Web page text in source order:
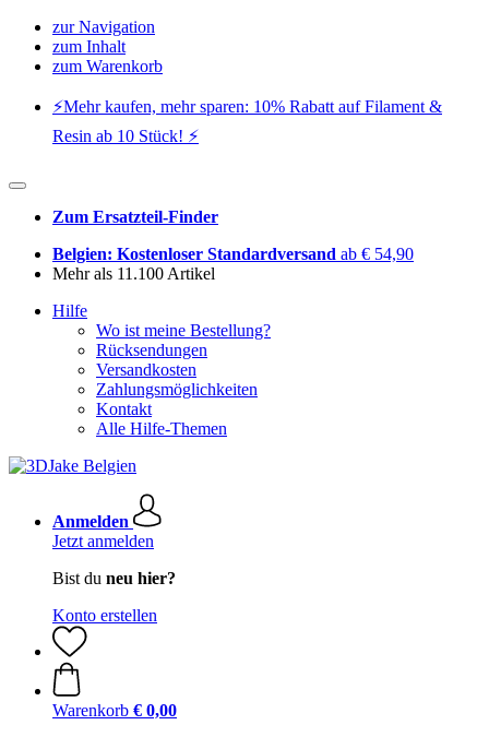
zur Navigation
zum Inhalt
zum Warenkorb
⚡️Mehr kaufen, mehr sparen: 10% Rabatt auf Filament &
Resin ab 10 Stück! ⚡️
Zum Ersatzteil-Finder
Belgien: Kostenloser Standardversand ab € 54,90
Mehr als 11.100 Artikel
Hilfe
Wo ist meine Bestellung?
Rücksendungen
Versandkosten
Zahlungsmöglichkeiten
Kontakt
Alle Hilfe-Themen
Anmelden
Jetzt anmelden
Bist du neu hier?
Konto erstellen
Warenkorb € 0,00